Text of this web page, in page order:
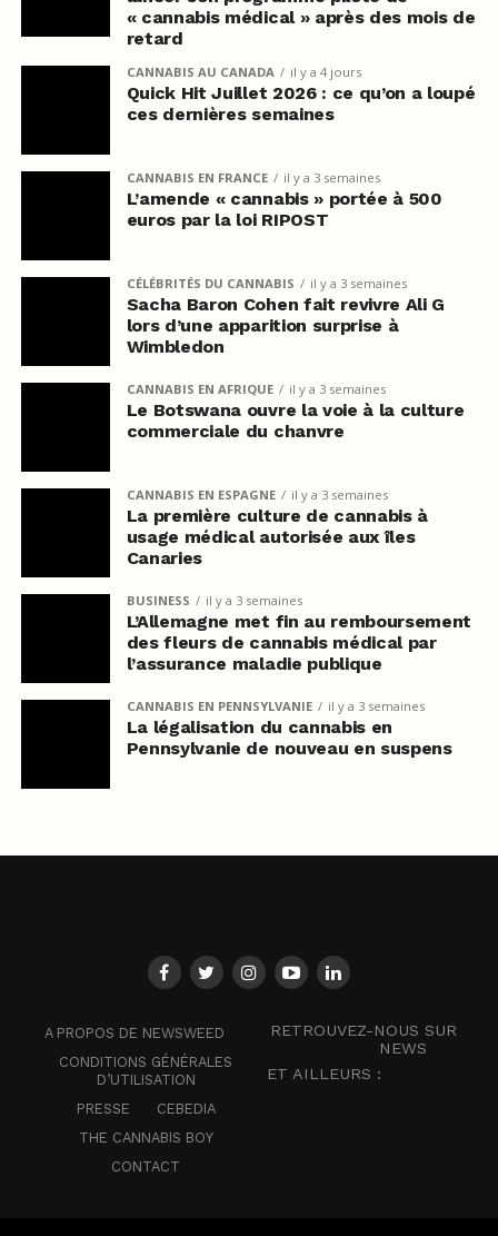
« cannabis médical » après des mois de
retard
CANNABIS AU CANADA il y a 4 jours
Quick Hit Juillet 2026 : ce qu’on a loupé
ces dernières semaines
CANNABIS EN FRANCE il y a 3 semaines
L’amende « cannabis » portée à 500
euros par la loi RIPOST
CÉLÉBRITÉS DU CANNABIS il y a 3 semaines
Sacha Baron Cohen fait revivre Ali G
lors d’une apparition surprise à
Wimbledon
CANNABIS EN AFRIQUE il y a 3 semaines
Le Botswana ouvre la voie à la culture
commerciale du chanvre
CANNABIS EN ESPAGNE il y a 3 semaines
La première culture de cannabis à
usage médical autorisée aux îles
Canaries
BUSINESS il y a 3 semaines
L’Allemagne met fin au remboursement
des fleurs de cannabis médical par
l’assurance maladie publique
CANNABIS EN PENNSYLVANIE il y a 3 semaines
La légalisation du cannabis en
Pennsylvanie de nouveau en suspens
A PROPOS DE NEWSWEED
CONDITIONS GÉNÉRALES
D’UTILISATION
PRESSE
CEBEDIA
THE CANNABIS BOY
CONTACT
RETROUVEZ-NOUS SUR
NEWS
ET AILLEURS :